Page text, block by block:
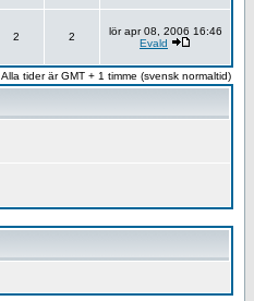
2 2
lör apr 08, 2006 16:46
Evald
Alla tider är GMT + 1 timme (svensk normaltid)